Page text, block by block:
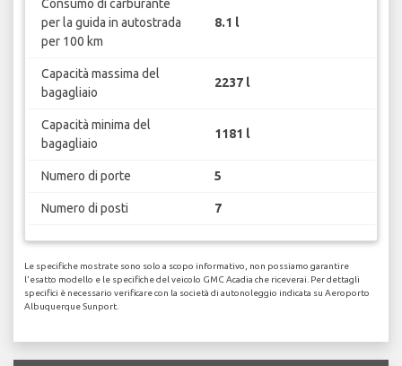
Consumo di carburante
per la guida in autostrada
per 100 km
8.1 l
Capacità massima del
bagagliaio
2237 l
Capacità minima del
bagagliaio
1181 l
Numero di porte 5
Numero di posti 7
Le specifiche mostrate sono solo a scopo informativo, non possiamo garantire
l'esatto modello e le specifiche del veicolo GMC Acadia che riceverai. Per dettagli
specifici è necessario verificare con la società di autonoleggio indicata su Aeroporto
Albuquerque Sunport.